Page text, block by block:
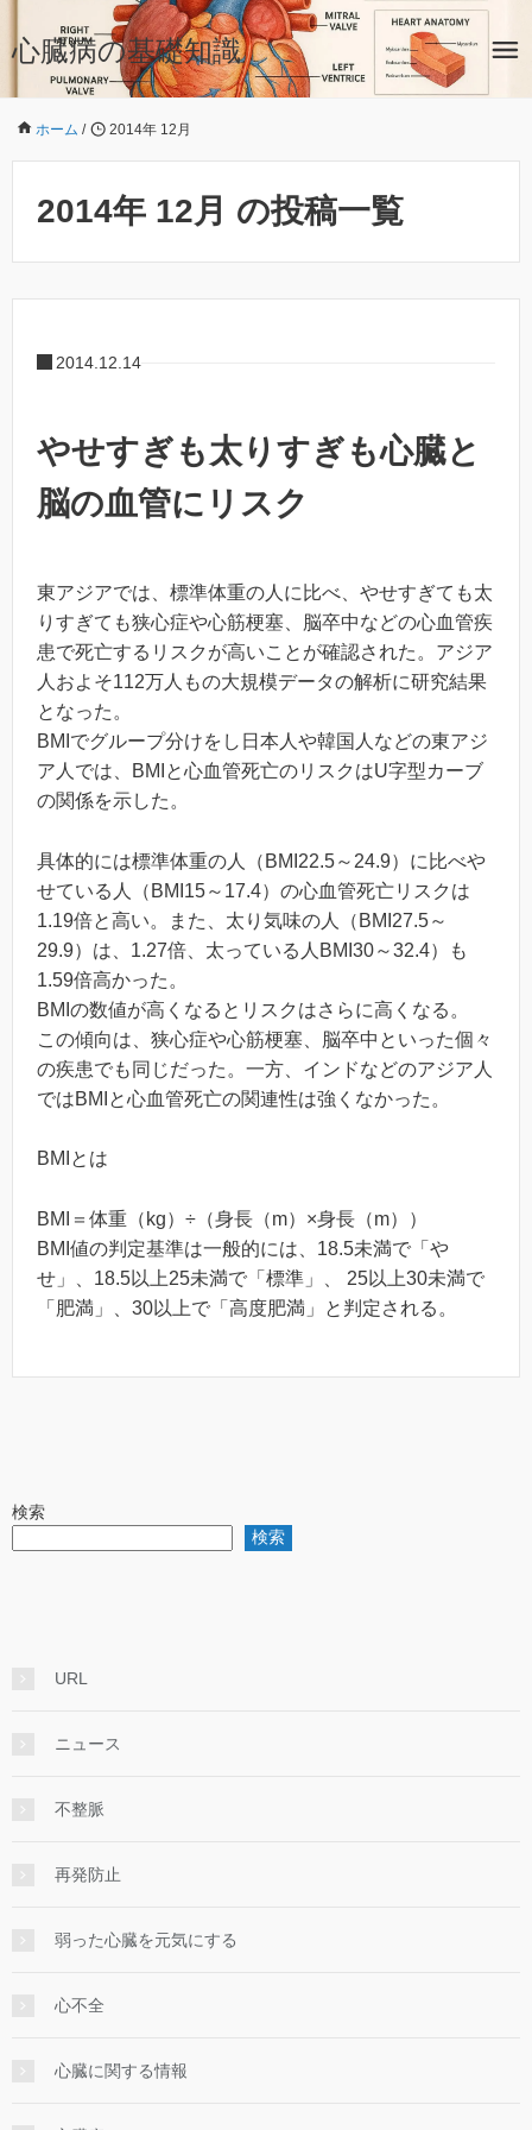
心臓病の基礎知識
ホーム / 2014年 12月
2014年 12月 の投稿一覧
2014.12.14
やせすぎも太りすぎも心臓と
脳の血管にリスク
東アジアでは、標準体重の人に比べ、やせすぎても太
りすぎても狭心症や心筋梗塞、脳卒中などの心血管疾
患で死亡するリスクが高いことが確認された。アジア
人およそ112万人もの大規模データの解析に研究結果
となった。
BMIでグループ分けをし日本人や韓国人などの東アジ
ア人では、BMIと心血管死亡のリスクはU字型カーブ
の関係を示した。
具体的には標準体重の人（BMI22.5～24.9）に比べや
せている人（BMI15～17.4）の心血管死亡リスクは
1.19倍と高い。また、太り気味の人（BMI27.5～
29.9）は、1.27倍、太っている人BMI30～32.4）も
1.59倍高かった。
BMIの数値が高くなるとリスクはさらに高くなる。
この傾向は、狭心症や心筋梗塞、脳卒中といった個々
の疾患でも同じだった。一方、インドなどのアジア人
ではBMIと心血管死亡の関連性は強くなかった。
BMIとは
BMI＝体重（kg）÷（身長（m）×身長（m））
BMI値の判定基準は一般的には、18.5未満で「や
せ」、18.5以上25未満で「標準」、 25以上30未満で
「肥満」、30以上で「高度肥満」と判定される。
検索
検索
URL
ニュース
不整脈
再発防止
弱った心臓を元気にする
心不全
心臓に関する情報